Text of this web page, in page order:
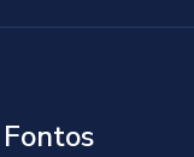
Fontos